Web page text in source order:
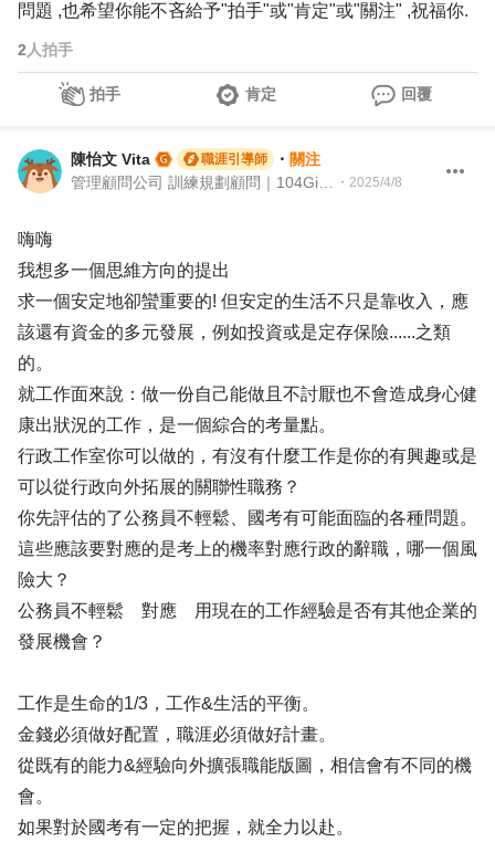
問題 ,也希望你能不吝給予"拍手"或"肯定"或"關注" ,祝福你.
2 人拍手
拍手 肯定 回覆
陳怡文 Vita 職涯引導師 ・ 關注
・ 2025/4/8
嗨嗨
我想多一個思維方向的提出
求一個安定地卻蠻重要的! 但安定的生活不只是靠收入，應
該還有資金的多元發展，例如投資或是定存保險......之類
的。
就工作面來說：做一份自己能做且不討厭也不會造成身心健
康出狀況的工作，是一個綜合的考量點。
行政工作室你可以做的，有沒有什麼工作是你的有興趣或是
可以從行政向外拓展的關聯性職務？
你先評估的了公務員不輕鬆、國考有可能面臨的各種問題。
這些應該要對應的是考上的機率對應行政的辭職，哪一個風
險大？
公務員不輕鬆 對應 用現在的工作經驗是否有其他企業的
發展機會？
工作是生命的1/3，工作&生活的平衡。
金錢必須做好配置，職涯必須做好計畫。
從既有的能力&經驗向外擴張職能版圖，相信會有不同的機
會。
如果對於國考有一定的把握，就全力以赴。